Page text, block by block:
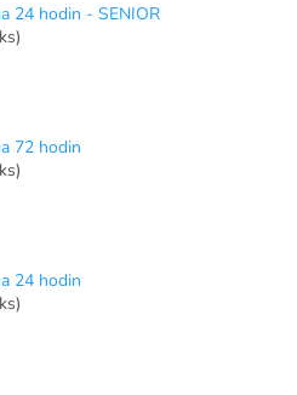
24 hodin - SENIOR
72 hodin
24 hodin